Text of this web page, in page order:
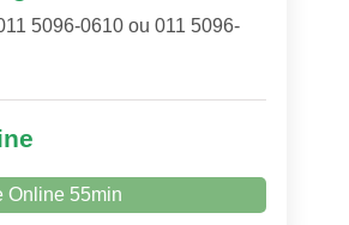
5096-0610 ou 011 5096-
Online 55min